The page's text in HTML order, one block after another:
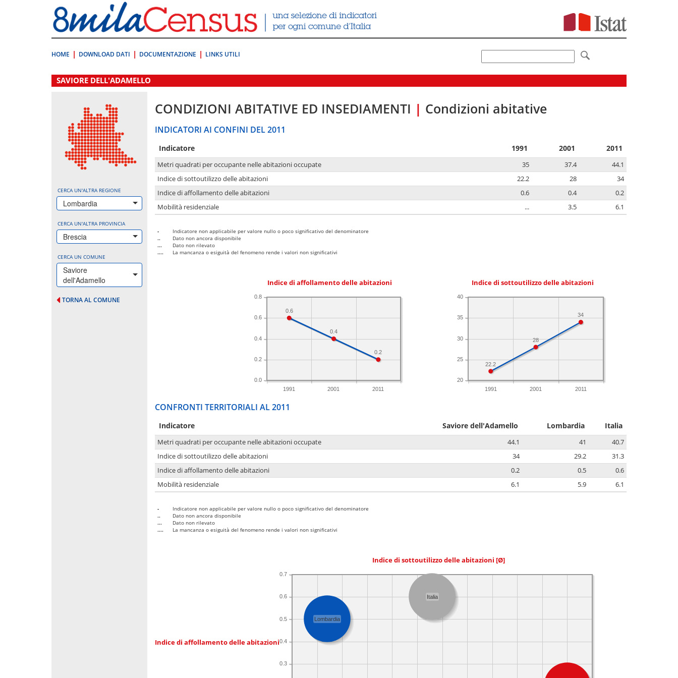
direttamente
a:
Contenuto
HOME DOWNLOAD DATI DOCUMENTAZIONE LINKS UTILI
.
SAVIORE DELL'ADAMELLO
CERCA UN'ALTRA REGIONE
Lombardia
CERCA UN'ALTRA PROVINCIA
Brescia
CERCA UN COMUNE
Saviore
dell'Adamello
TORNA AL COMUNE
CONDIZIONI ABITATIVE ED INSEDIAMENTI | Condizioni abitative
INDICATORI AI CONFINI DEL 2011
Indicatore 1991 2001 2011
Metri quadrati per occupante nelle abitazioni occupate 35 37.4
44.1
Indice di sottoutilizzo delle abitazioni
22.2 28
34
Indice di affollamento delle abitazioni
0.6 0.4
0.2
Mobilità residenziale
... 3.5 6.1
-
Indicatore non applicabile per valore nullo o poco significativo del denominatore
..
Dato non ancora disponibile
...
Dato non rilevato
....
La mancanza o esiguità del fenomeno rende i valori non significativi
Indice di affollamento delle abitazioni
1991 2001 2011
0.0
0.2
0.4
0.6
0.8
0.2
0.4
0.6
Indice di sottoutilizzo delle abitazioni
1991 2001 2011
20
25
30
35
40
34
28
22.2
CONFRONTI TERRITORIALI AL 2011
Indicatore Saviore dell'Adamello Lombardia Italia
Metri quadrati per occupante nelle abitazioni occupate 44.1 41
40.7
Indice di sottoutilizzo delle abitazioni
34 29.2
31.3
Indice di affollamento delle abitazioni
0.2 0.5
0.6
Mobilità residenziale
6.1 5.9 6.1
-
Indicatore non applicabile per valore nullo o poco significativo del denominatore
..
Dato non ancora disponibile
...
Dato non rilevato
....
La mancanza o esiguità del fenomeno rende i valori non significativi
Indice di sottoutilizzo delle abitazioni [Ø]
Indice di affollamento delle abitazioni
0.3
0.4
0.5
0.6
0.7
Lombardia
Italia